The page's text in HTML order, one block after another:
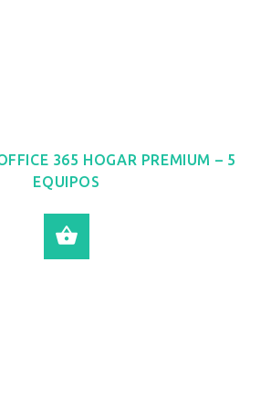
365 HOGAR PREMIUM – 5
EQUIPOS